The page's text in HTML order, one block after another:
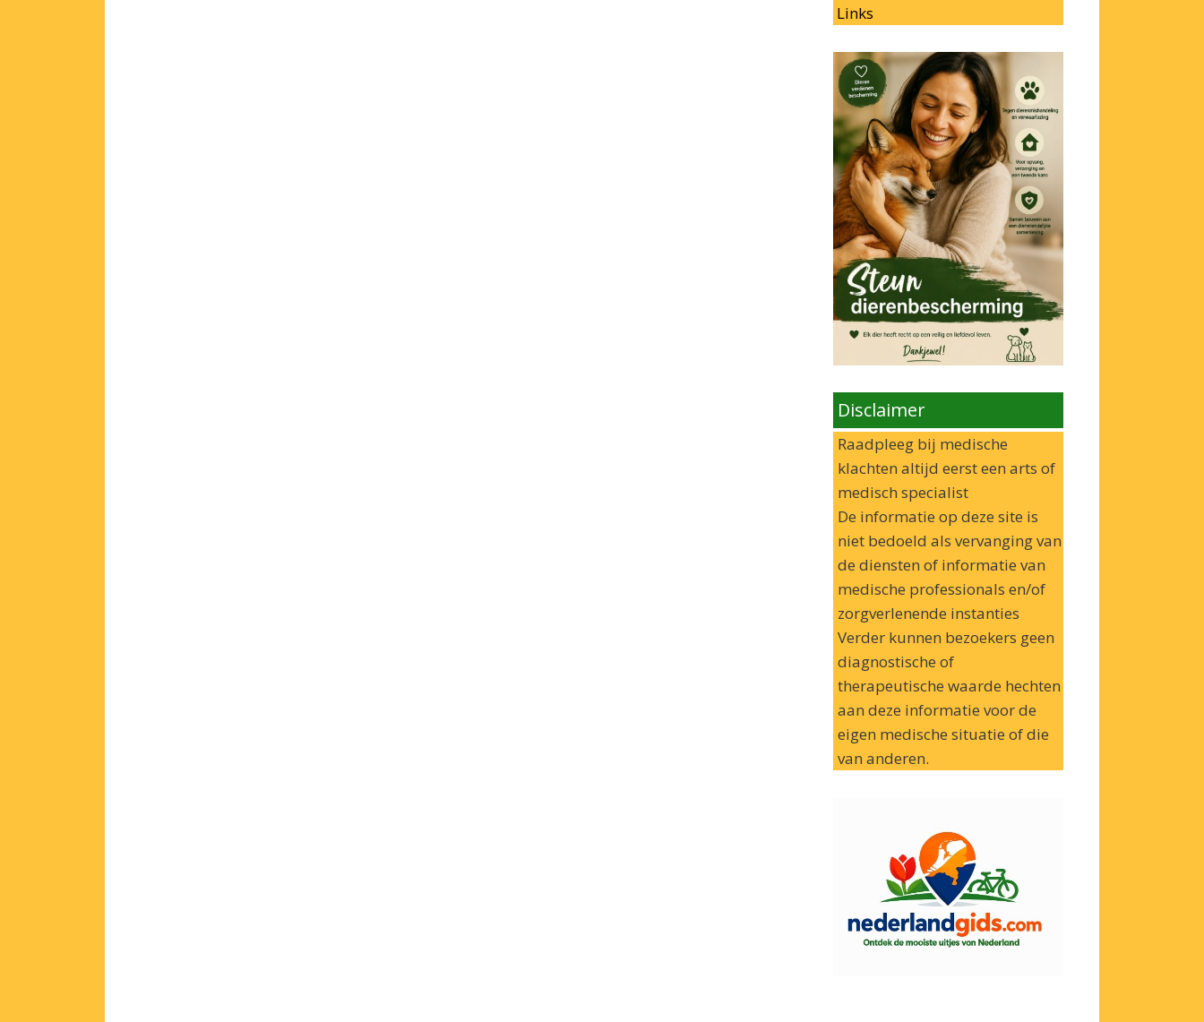
Links
Disclaimer
Raadpleeg bij medische
klachten altijd eerst een arts of
medisch specialist
De informatie op deze site is
niet bedoeld als vervanging van
de diensten of informatie van
medische professionals en/of
zorgverlenende instanties
Verder kunnen bezoekers geen
diagnostische of
therapeutische waarde hechten
aan deze informatie voor de
eigen medische situatie of die
van anderen.